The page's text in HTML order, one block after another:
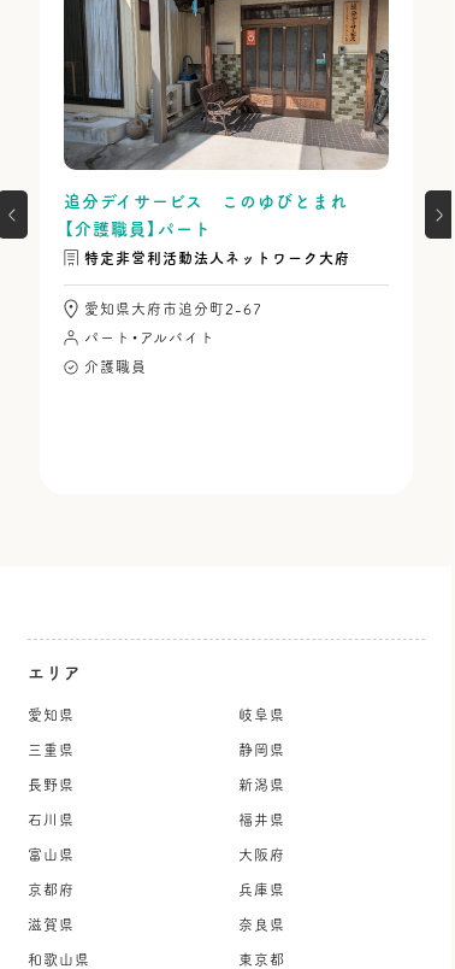
追分デイサービス このゆびとまれ
【介護職員】パート
特定非営利活動法人ネットワーク大府
愛知県大府市追分町2-67
パート・アルバイト
介護職員
エリア
愛知県 岐阜県
三重県 静岡県
長野県 新潟県
石川県 福井県
富山県 大阪府
京都府 兵庫県
滋賀県 奈良県
和歌山県 東京都